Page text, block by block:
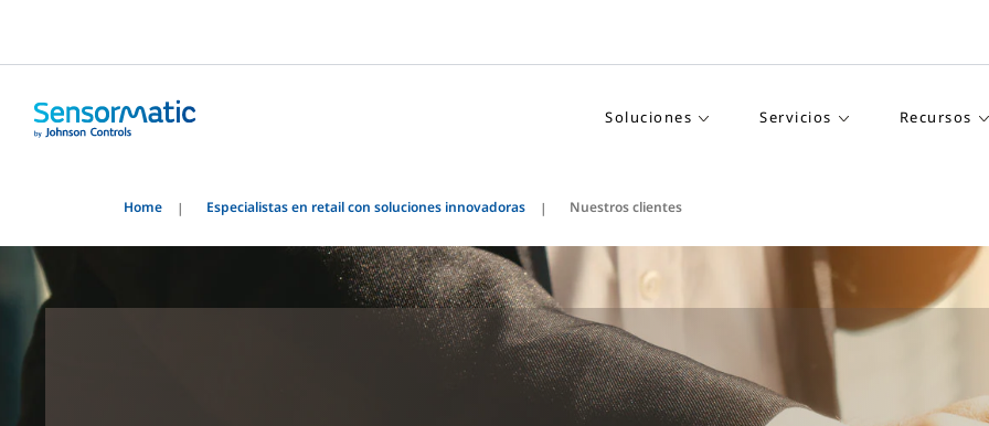
Soluciones Servicios Recursos
Home Especialistas en retail con soluciones innovadoras Nuestros clientes